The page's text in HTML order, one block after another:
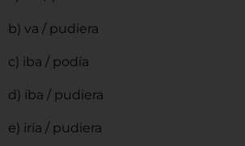
b) va / pudiera
c) iba / podía
d) iba / pudiera
e) iría / pudiera